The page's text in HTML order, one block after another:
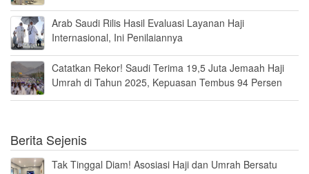
Arab Saudi Rilis Hasil Evaluasi Layanan Haji
Internasional, Ini Penilaiannya
Catatkan Rekor! Saudi Terima 19,5 Juta Jemaah Haji
Umrah di Tahun 2025, Kepuasan Tembus 94 Persen
Berita Sejenis
Tak Tinggal Diam! Asosiasi Haji dan Umrah Bersatu